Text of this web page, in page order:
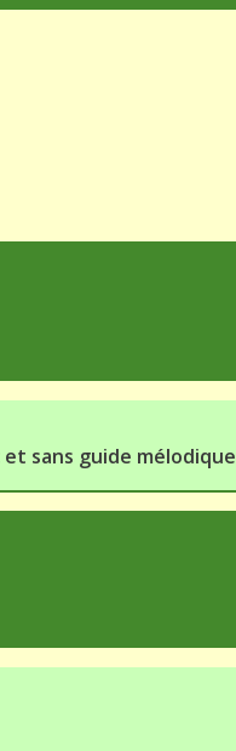
sans guide mélodique